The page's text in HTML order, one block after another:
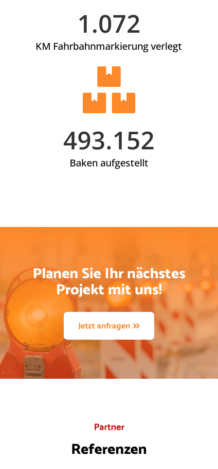
1.072
KM Fahrbahnmarkierung verlegt

493.152
Baken aufgestellt
Planen Sie Ihr nächstes
Projekt mit uns!
Jetzt anfragen
Partner
Referenzen